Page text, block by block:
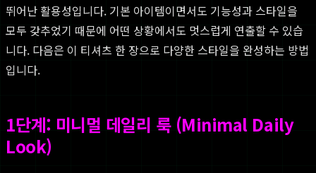
뛰어난 활용성입니다. 기본 아이템이면서도 기능성과 스타일을
모두 갖추었기 때문에 어떤 상황에서도 멋스럽게 연출할 수 있습
니다. 다음은 이 티셔츠 한 장으로 다양한 스타일을 완성하는 방법
입니다.
1단계: 미니멀 데일리 룩 (Minimal Daily
Look)